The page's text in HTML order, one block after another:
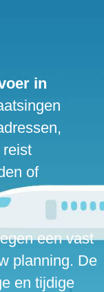
in
of
een vast
planning. De
en tijdige